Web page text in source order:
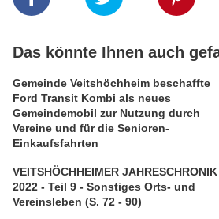
Das könnte Ihnen auch
Gemeinde Veitshöchheim beschaffte
Ford Transit Kombi als neues
Gemeindemobil zur Nutzung durch
Vereine und für die Senioren-
Einkaufsfahrten
VEITSHÖCHHEIMER JAHRESCHRONIK
2022 - Teil 9 - Sonstiges Orts- und
Vereinsleben (S. 72 - 90)